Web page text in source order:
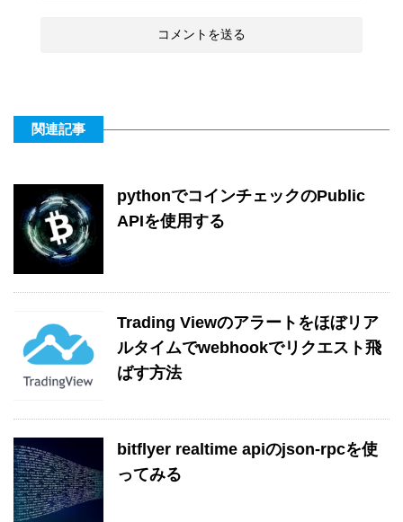
関連記事
pythonでコインチェックのPublic
APIを使用する
Trading Viewのアラートをほぼリア
ルタイムでwebhookでリクエスト飛
ばす方法
bitflyer realtime apiのjson-rpcを使
ってみる